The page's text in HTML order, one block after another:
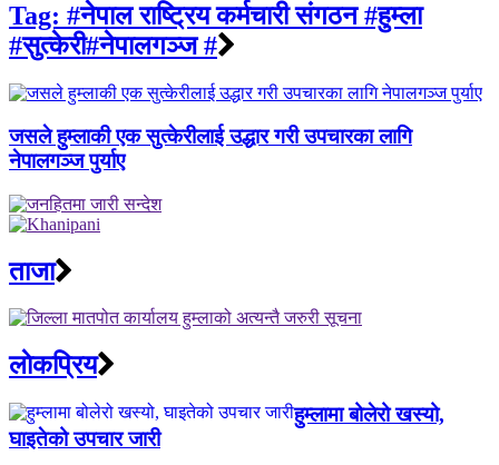
Tag: #नेपाल राष्ट्रिय कर्मचारी संगठन #हुम्ला
#सुत्केरी#नेपालगञ्ज #
जसले हुम्लाकी एक सुत्केरीलाई उद्धार गरी उपचारका लागि
नेपालगञ्ज पुर्याए
ताजा
लाेकप्रिय
हुम्लामा बोलेरो खस्यो,
घाइतेको उपचार जारी